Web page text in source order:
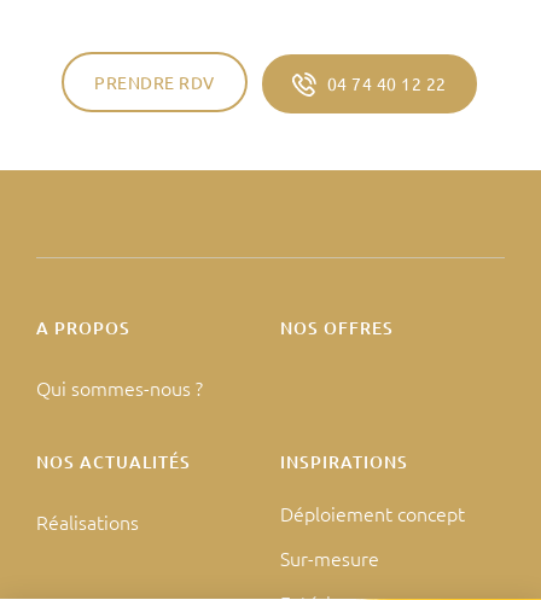
PRENDRE RDV 04 74 40 12 22
A PROPOS
Qui sommes-nous ?
NOS OFFRES
NOS ACTUALITÉS
Réalisations
INSPIRATIONS
Déploiement concept
Sur-mesure